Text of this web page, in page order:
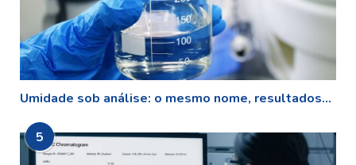
Umidade sob análise: o mesmo nome, resultados...
5